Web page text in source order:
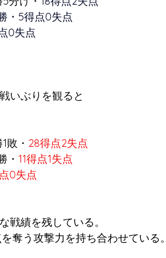
・5得点0失点
0失点
いぶりを観ると
敗・ 28得点2失点
・ 11得点1失点
0失点
戦績を残している。
奪う攻撃力を持ち合わせている。